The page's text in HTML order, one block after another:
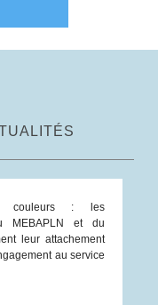
couleurs : les
MEBAPLN et du
leur attachement
au service